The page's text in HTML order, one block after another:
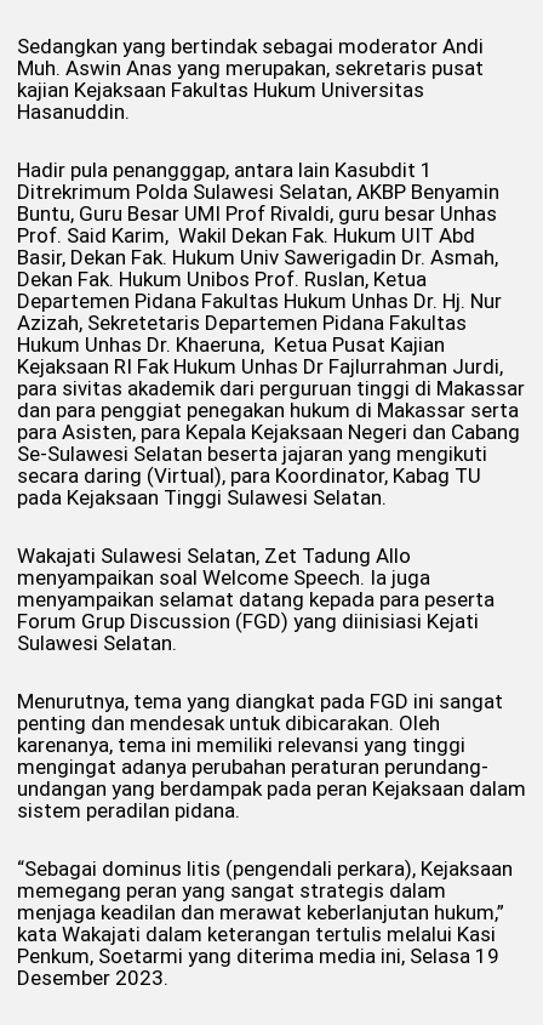
Sedangkan yang bertindak sebagai moderator Andi
Muh. Aswin Anas yang merupakan, sekretaris pusat
kajian Kejaksaan Fakultas Hukum Universitas
Hasanuddin.
Hadir pula penangggap, antara lain Kasubdit 1
Ditrekrimum Polda Sulawesi Selatan, AKBP Benyamin
Buntu, Guru Besar UMI Prof Rivaldi, guru besar Unhas
Prof. Said Karim, Wakil Dekan Fak. Hukum UIT Abd
Basir, Dekan Fak. Hukum Univ Sawerigadin Dr. Asmah,
Dekan Fak. Hukum Unibos Prof. Ruslan, Ketua
Departemen Pidana Fakultas Hukum Unhas Dr. Hj. Nur
Azizah, Sekretetaris Departemen Pidana Fakultas
Hukum Unhas Dr. Khaeruna, Ketua Pusat Kajian
Kejaksaan RI Fak Hukum Unhas Dr Fajlurrahman Jurdi,
para sivitas akademik dari perguruan tinggi di Makassar
dan para penggiat penegakan hukum di Makassar serta
para Asisten, para Kepala Kejaksaan Negeri dan Cabang
Se-Sulawesi Selatan beserta jajaran yang mengikuti
secara daring (Virtual), para Koordinator, Kabag TU
pada Kejaksaan Tinggi Sulawesi Selatan.
Wakajati Sulawesi Selatan, Zet Tadung Allo
menyampaikan soal Welcome Speech. Ia juga
menyampaikan selamat datang kepada para peserta
Forum Grup Discussion (FGD) yang diinisiasi Kejati
Sulawesi Selatan.
Menurutnya, tema yang diangkat pada FGD ini sangat
penting dan mendesak untuk dibicarakan. Oleh
karenanya, tema ini memiliki relevansi yang tinggi
mengingat adanya perubahan peraturan perundang-
undangan yang berdampak pada peran Kejaksaan dalam
sistem peradilan pidana.
“Sebagai dominus litis (pengendali perkara), Kejaksaan
memegang peran yang sangat strategis dalam
menjaga keadilan dan merawat keberlanjutan hukum,”
kata Wakajati dalam keterangan tertulis melalui Kasi
Penkum, Soetarmi yang diterima media ini, Selasa 19
Desember 2023.